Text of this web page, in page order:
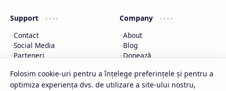
Support
Contact
Social Media
Parteneri
Company
About
Blog
Donează
Folosim cookie-uri pentru a înțelege preferințele și pentru a
optimiza experiența dvs. de utilizare a site-ului nostru,